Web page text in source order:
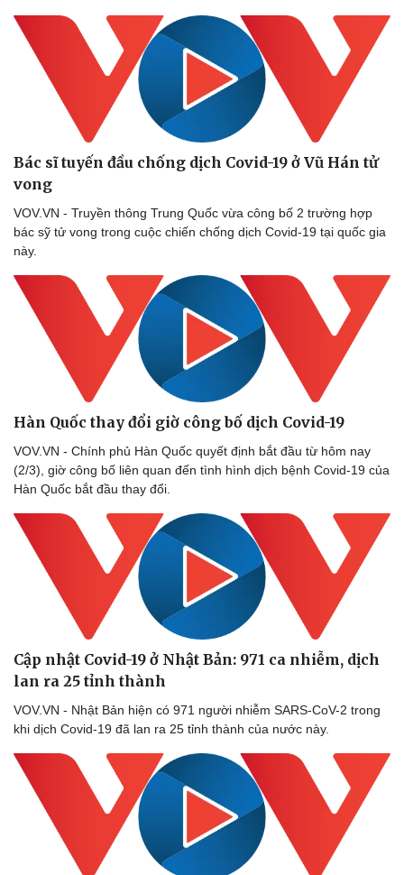
Thể thao
Bóng đá
Lịch thi đấu bóng đá
Thế giới thể thao
eSports
Ô tô - Xe máy
Xe máy
Tư vấn
Bác sĩ tuyến đầu chống dịch Covid-19 ở Vũ Hán tử
vong
VOV.VN - Truyền thông Trung Quốc vừa công bố 2 trường hợp
bác sỹ tử vong trong cuộc chiến chống dịch Covid-19 tại quốc gia
này.
Hàn Quốc thay đổi giờ công bố dịch Covid-19
VOV.VN - Chính phủ Hàn Quốc quyết định bắt đầu từ hôm nay
(2/3), giờ công bố liên quan đến tình hình dịch bệnh Covid-19 của
Hàn Quốc bắt đầu thay đổi.
Cập nhật Covid-19 ở Nhật Bản: 971 ca nhiễm, dịch
lan ra 25 tỉnh thành
VOV.VN - Nhật Bản hiện có 971 người nhiễm SARS-CoV-2 trong
khi dịch Covid-19 đã lan ra 25 tỉnh thành của nước này.